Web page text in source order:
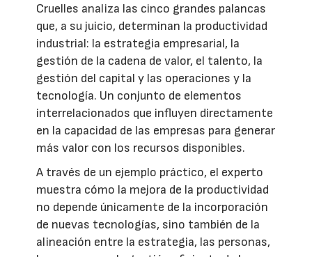
Cruelles analiza las cinco grandes palancas
que, a su juicio, determinan la productividad
industrial: la estrategia empresarial, la
gestión de la cadena de valor, el talento, la
gestión del capital y las operaciones y la
tecnología. Un conjunto de elementos
interrelacionados que influyen directamente
en la capacidad de las empresas para generar
más valor con los recursos disponibles.
A través de un ejemplo práctico, el experto
muestra cómo la mejora de la productividad
no depende únicamente de la incorporación
de nuevas tecnologías, sino también de la
alineación entre la estrategia, las personas,